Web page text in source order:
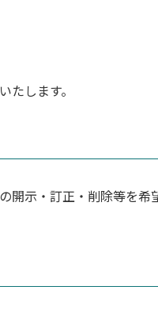
します。
開示・訂正・削除等を